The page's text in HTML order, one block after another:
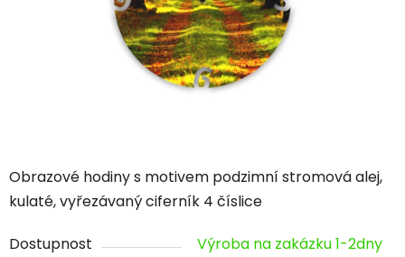
Obrazové hodiny s motivem podzimní stromová alej,
kulaté, vyřezávaný ciferník 4 číslice
Dostupnost
Výroba na zakázku 1-2dny